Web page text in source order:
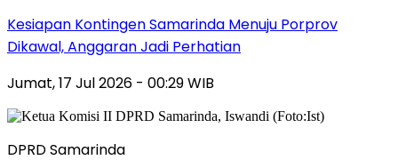
Kesiapan Kontingen Samarinda Menuju Porprov
Dikawal, Anggaran Jadi Perhatian
Jumat, 17 Jul 2026 - 00:29 WIB
DPRD Samarinda